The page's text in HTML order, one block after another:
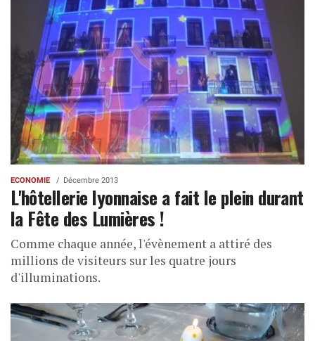
ECONOMIE Décembre 2013
L'hôtellerie lyonnaise a fait le plein durant
la Fête des Lumières !
Comme chaque année, l'évènement a attiré des
millions de visiteurs sur les quatre jours
d'illuminations.